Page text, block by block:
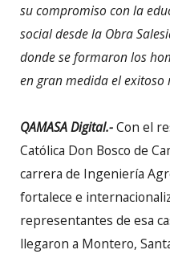
su compromiso con la
social desde la Obra
donde se formaron los
en gran medida el exitoso
QAMASA Digital.-Con el
Católica Don Bosco de
carrera de Ingeniería
fortalece e
representantes de esa
llegaron a Montero,